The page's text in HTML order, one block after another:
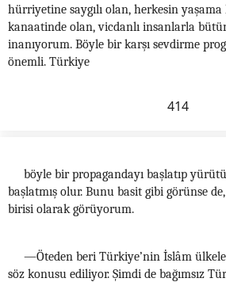
hürriyetine saygılı olan, herkesin
kanaatinde olan, vicdanlı insanlarla
inanıyorum. Böyle bir karşı sevdirme
önemli. Türkiye
414
böyle bir propagandayı başlatıp
başlatmış olur. Bunu basit gibi görünse
birisi olarak görüyorum.
—Öteden beri Türkiye’nin İslâm
söz konusu ediliyor. Şimdi de bağımsız